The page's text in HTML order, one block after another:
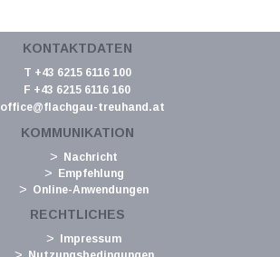
KONTAKTDATEN
T +43 6215 6116 100
F +43 6215 6116 160
office@flachgau-treuhand.at
KOMMUNIKATION
Nachricht
Empfehlung
Online-Anwendungen
RECHTLICHES
Impressum